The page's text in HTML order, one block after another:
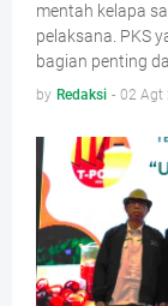
mentah kelapa
pelaksana. PKS
bagian penting
by Redaksi - 02 Agt